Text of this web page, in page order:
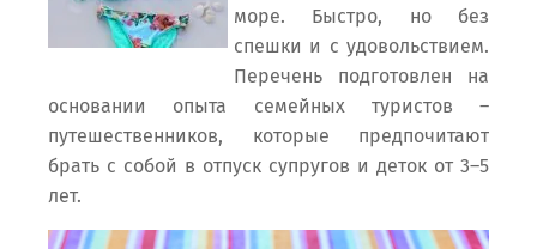
море. Быстро, но без
спешки и с удовольствием.
Перечень подготовлен на
основании опыта семейных туристов –
путешественников, которые предпочитают
брать с собой в отпуск супругов и деток от 3–5
лет.